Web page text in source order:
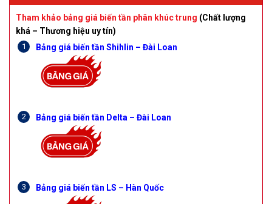
Tham khảo bảng giá biến tần phân khúc trung (Chất lượng
khá – Thương hiệu uy tín)
Bảng giá biến tần Shihlin – Đài Loan
Bảng giá biến tần Delta – Đài Loan
Bảng giá biến tần LS – Hàn Quốc